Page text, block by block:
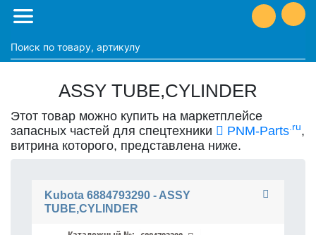
ASSY TUBE,CYLINDER
Этот товар можно купить на маркетплейсе
запасных частей для спецтехники
PNM-Parts.ru,
витрина которого, представлена ниже.
Kubota 6884793290 - ASSY
TUBE,CYLINDER